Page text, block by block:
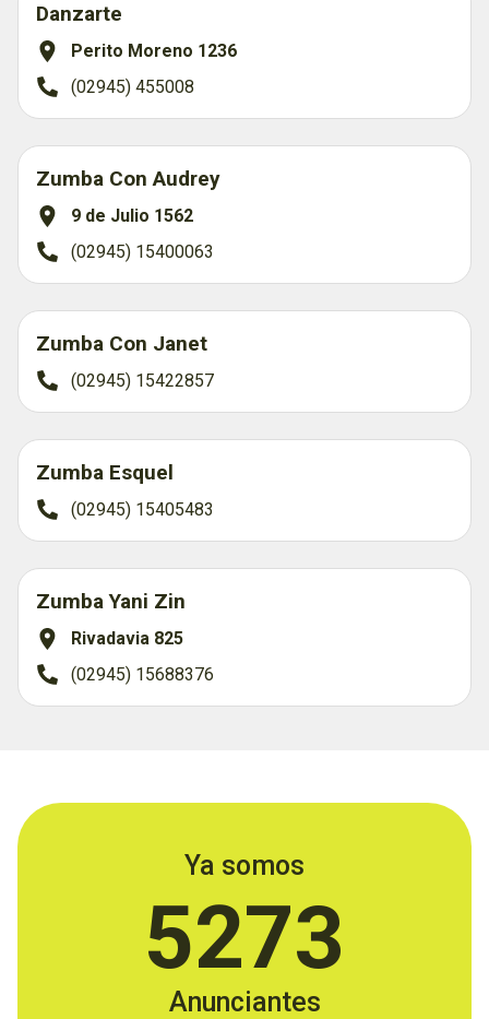
Danzarte
Perito Moreno 1236
(02945) 455008
Zumba Con Audrey
9 de Julio 1562
(02945) 15400063
Zumba Con Janet
(02945) 15422857
Zumba Esquel
(02945) 15405483
Zumba Yani Zin
Rivadavia 825
(02945) 15688376
Ya somos
5273
Anunciantes